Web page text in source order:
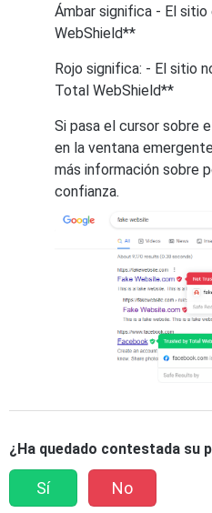
Ámbar significa - El sitio
WebShield**
Rojo significa: - El sitio
Total WebShield**
Si pasa el cursor sobre
en la ventana
más información sobre
confianza.
¿Ha quedado contestada su
Sí No